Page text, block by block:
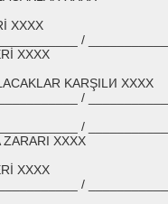
XXXX
/
XXXX
KARŞILI⁄I XXXX
/
/
XXXX
XXXX
/